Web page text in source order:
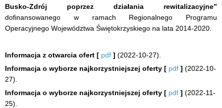
Busko-Zdrój poprzez działania rewitalizacyjne”
dofinansowanego w ramach Regionalnego Programu
Operacyjnego Województwa Świętokrzyskiego na lata 2014-2020.
Informacja z otwarcia ofert [ pdf ] (2022-10-27).
Informacja o wyborze najkorzystniejszej oferty [ pdf ] (2022-10-
27).
Informacja o wyborze najkorzystniejszej oferty [ pdf ] (2022-11-
25).